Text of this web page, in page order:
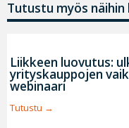
Tutustu myös
Liikkeen luovutus:
yrityskauppojen
webinaari
Tutustu